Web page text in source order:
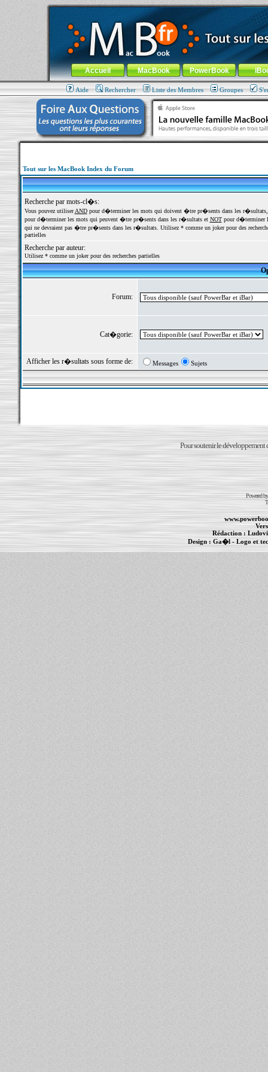
MacBook-fr.com : 100% Apple... 100% nomade !
Aller au contenu-Aller au menu général-Aller au menu de
Menu général
Accueil MacBook PowerBook
Aide Rechercher Liste des Membres Groupes
Tout sur les MacBook Index du Forum
Recherche par mots-cl�s:
Vous pouvez utiliserANDpour d�terminer les mots qui doivent �tre pr�sents dans les
pour d�terminer les mots qui peuvent �tre pr�sents dans les r�sultats et NOTpour d�terminer
qui ne devraient pas �tre pr�sents dans les r�sultats. Utilisez * comme un joker pour des
partielles
Recherche par auteur:
Utilisez * comme un joker pour des recherches partielles
Forum:
Cat�gorie:
Afficher les r�sultats sous forme de: Messages Sujets
Pour soutenir le développement
Powered
Rédaction :
Design : Ga�l- Logo et